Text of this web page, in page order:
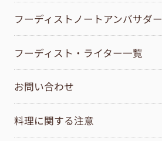
フーディストノートアンバサダー
フーディスト・ライター一覧
お問い合わせ
料理に関する注意